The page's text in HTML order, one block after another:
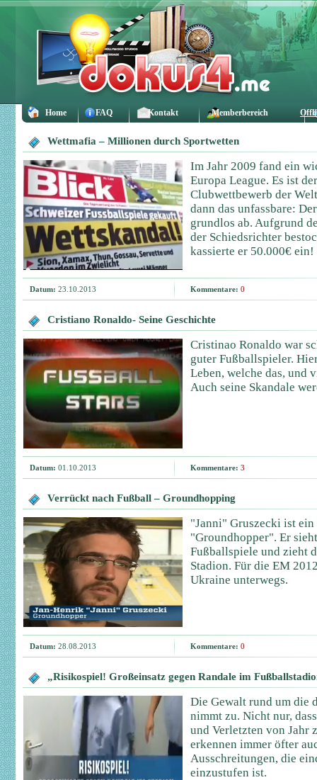
Home FAQ Kontakt Memberbereich
Wettmafia – Millionen durch Sportwetten
Im Jahr 2009 fand ein
Europa League. Es ist
Clubwettbewerb der
dann das unfassbare:
grundlos ab. Aufgrund
der Schiedsrichter
kassierte er 50.000€ ein!
Datum: 23.10.2013 Kommentare: 0
Cristiano Ronaldo- Seine Geschichte
Cristinao Ronaldo war
guter Fußballspieler.
Leben, welche das, und
Auch seine Skandale
Datum: 01.10.2013 Kommentare: 3
Verrückt nach Fußball – Groundhopping
"Janni" Gruszecki ist
"Groundhopper". Er
Fußballspiele und zieht
Stadion. Für die EM
Ukraine unterwegs.
Datum: 28.08.2013 Kommentare: 0
„Risikospiel! Großeinsatz gegen Randale im
Die Gewalt rund um die
nimmt zu. Nicht nur,
und Verletzten von Jahr
erkennen immer öfter
Ausschreitungen, die
einzustufen ist.